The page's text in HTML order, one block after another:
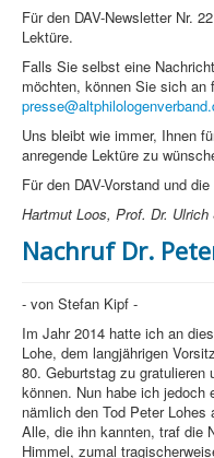
Für den DAV-Newsletter Nr.
Lektüre.
Falls Sie selbst eine
möchten, können Sie sich an
Uns bleibt wie immer, Ihnen
anregende Lektüre zu
Für den DAV-Vorstand und
Hartmut Loos, Prof. Dr.
Nachruf Dr.
- von Stefan Kipf -
Im Jahr 2014 hatte ich an
Lohe, dem langjährigen
80. Geburtstag zu gratulieren
können. Nun habe ich jedoch
nämlich den Tod Peter
Alle, die ihn kannten, traf die
Himmel, zumal